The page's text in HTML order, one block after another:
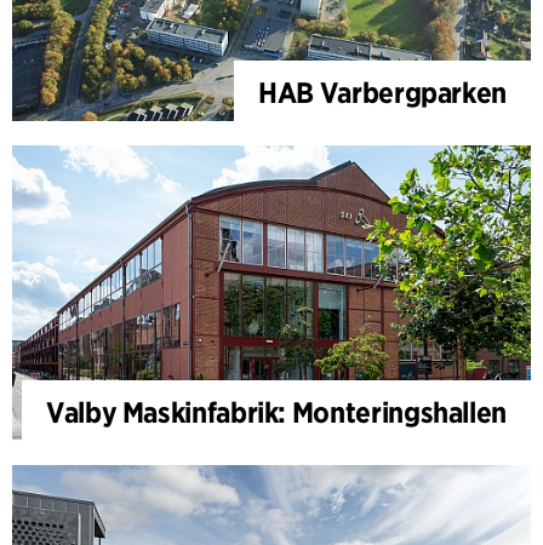
HAB Varbergparken
Valby Maskinfabrik: Monteringshallen